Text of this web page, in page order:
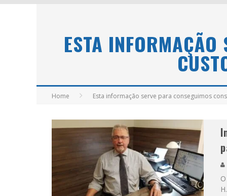
ESTA
Home Esta informação serve para conseguimos